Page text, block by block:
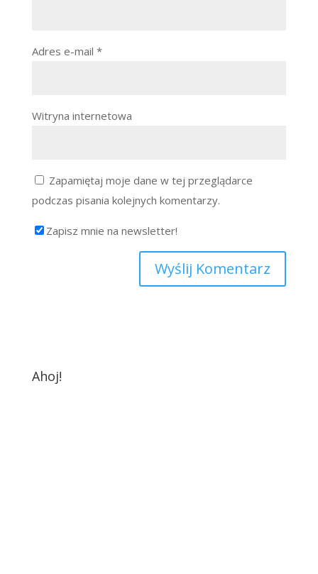
Adres e-mail *
Witryna internetowa
Zapamiętaj moje dane w tej przeglądarce
podczas pisania kolejnych komentarzy.
Zapisz mnie na newsletter!
Ahoj!